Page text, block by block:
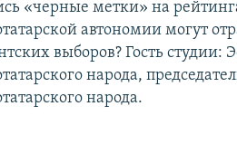
«черные метки» на
автономии могут
выборов? Гость
народа,
народа.